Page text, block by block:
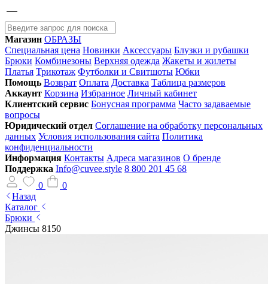
Магазин ОБРАЗЫ
Специальная цена Новинки Аксессуары Блузки и рубашки
Брюки Комбинезоны Верхняя одежда Жакеты и жилеты
Платья Трикотаж Футболки и Свитшоты Юбки
Помощь Возврат Оплата Доставка Таблица размеров
Аккаунт Корзина Избранное Личный кабинет
Клиентский сервис Бонусная программа Часто задаваемые
вопросы
Юридический отдел Соглашение на обработку персональных
данных Условия использования сайта Политика
конфиденциальности
Информация Контакты Адреса магазинов О бренде
Поддержка Info@cuvee.style 8 800 201 45 68
0
0
Назад
Каталог
Брюки
Джинсы 8150